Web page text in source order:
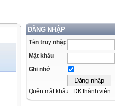
ĐĂNG NHẬP
Tên truy nhập
Mật khẩu
Ghi nhớ
Quên mật khẩu ĐK thành viên